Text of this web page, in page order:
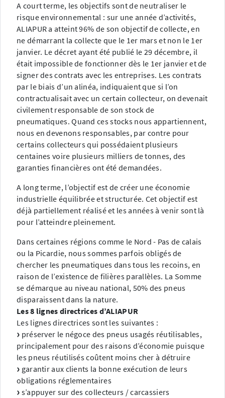
A court terme, les objectifs sont de neutraliser le
risque environnemental : sur une année d’activités,
ALIAPUR a atteint 96% de son objectif de collecte, en
ne démarrant la collecte que le 1er mars et non le 1er
janvier. Le décret ayant été publié le 29 décembre, il
était impossible de fonctionner dès le 1er janvier et de
signer des contrats avec les entreprises. Les contrats
par le biais d’un alinéa, indiquaient que si l’on
contractualisait avec un certain collecteur, on devenait
civilement responsable de son stock de
pneumatiques. Quand ces stocks nous appartiennent,
nous en devenons responsables, par contre pour
certains collecteurs qui possédaient plusieurs
centaines voire plusieurs milliers de tonnes, des
garanties financières ont été demandées.
A long terme, l’objectif est de créer une économie
industrielle équilibrée et structurée. Cet objectif est
déjà partiellement réalisé et les années à venir sont là
pour l’atteindre pleinement.
Dans certaines régions comme le Nord - Pas de calais
ou la Picardie, nous sommes parfois obligés de
chercher les pneumatiques dans tous les recoins, en
raison de l’existence de filières parallèles. La Somme
se démarque au niveau national, 50% des pneus
disparaissent dans la nature.
Les 8 lignes directrices d’ALIAPUR
Les lignes directrices sont les suivantes :
préserver le négoce des pneus usagés réutilisables,
principalement pour des raisons d’économie puisque
les pneus réutilisés coûtent moins cher à détruire
garantir aux clients la bonne exécution de leurs
obligations réglementaires
s’appuyer sur des collecteurs / carcassiers